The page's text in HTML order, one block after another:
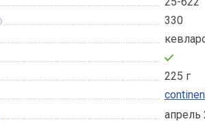
330
225 г
апрель